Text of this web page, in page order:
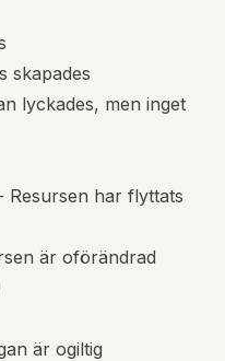
skapades
lyckades, men inget
Resursen har flyttats
är oförändrad
är ogiltig